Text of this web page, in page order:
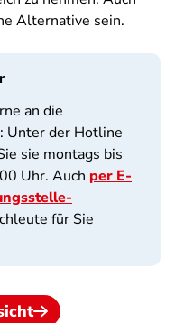
Alternative sein.
an die
Unter der Hotline
sie montags bis
Uhr. Auch per E-
für Sie